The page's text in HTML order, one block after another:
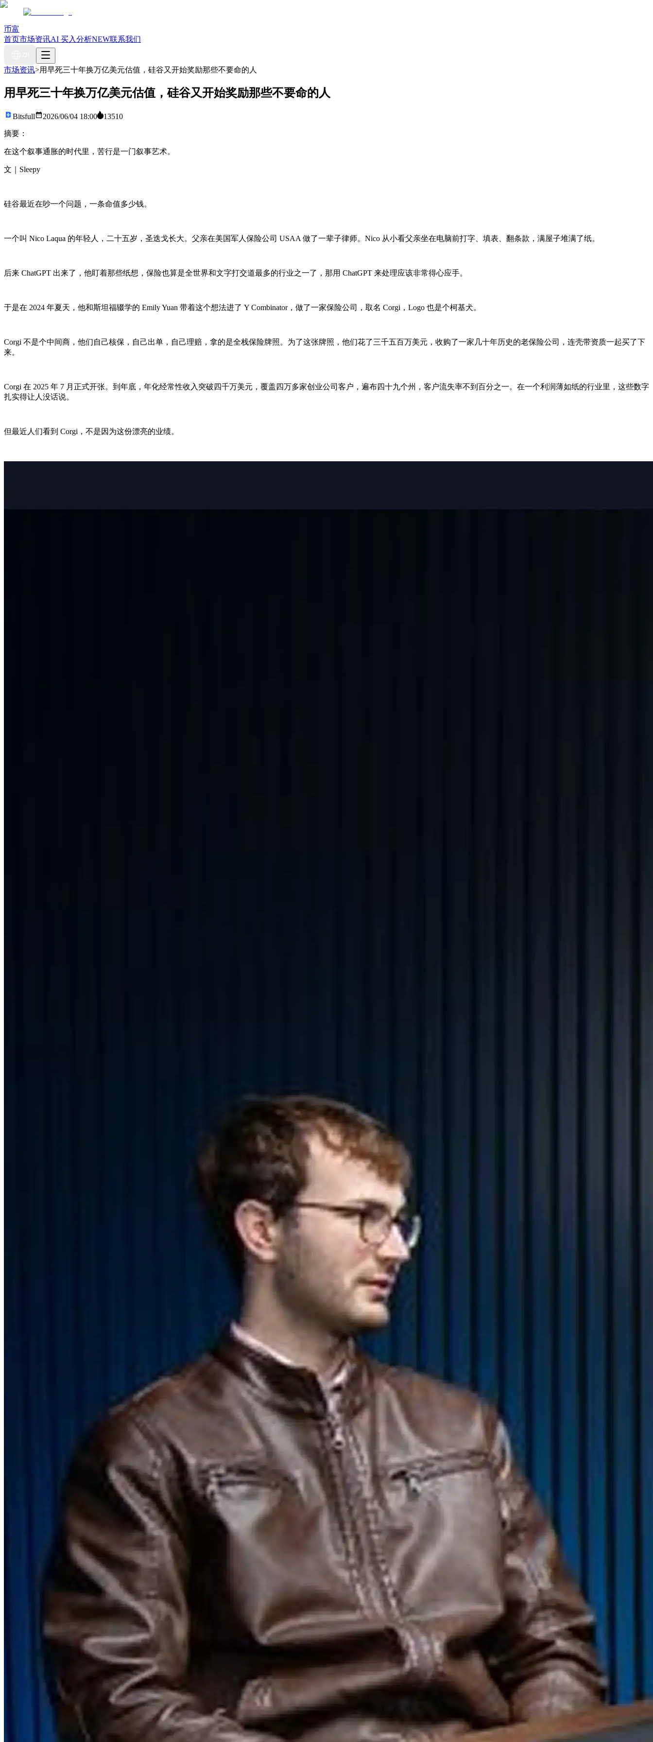
币富
首页市场资讯AI 买入分析NEW联系我们
市场资讯>用早死三十年换万亿美元估值，硅谷又开始奖励那些不要命的人
用早死三十年换万亿美元估值，硅谷又开始奖励那些不要命的人
Bitsfull 2026/06/04 18:00 13510
摘要：
在这个叙事通胀的时代里，苦行是一门叙事艺术。
文｜Sleepy
硅谷最近在吵一个问题，一条命值多少钱。
一个叫 Nico Laqua 的年轻人，二十五岁，圣迭戈长大。父亲在美国军人保险公司 USAA 做了一辈子律师。Nico 从小看父亲坐在电脑前打字、填表、翻条款，满屋子堆满了纸。
后来 ChatGPT 出来了，他盯着那些纸想，保险也算是全世界和文字打交道最多的行业之一了，那用 ChatGPT 来处理应该非常得心应手。
于是在 2024 年夏天，他和斯坦福辍学的 Emily Yuan 带着这个想法进了 Y Combinator，做了一家保险公司，取名 Corgi，Logo 也是个柯基犬。
Corgi 不是个中间商，他们自己核保，自己出单，自己理赔，拿的是全栈保险牌照。为了这张牌照，他们花了三千五百万美元，收购了一家几十年历史的老保险公司，连壳带资质一起买了下
来。
Corgi 在 2025 年 7 月正式开张。到年底，年化经常性收入突破四千万美元，覆盖四万多家创业公司客户，遍布四十九个州，客户流失率不到百分之一。在一个利润薄如纸的行业里，这些数字
扎实得让人没话说。
但最近人们看到 Corgi，不是因为这份漂亮的业绩。